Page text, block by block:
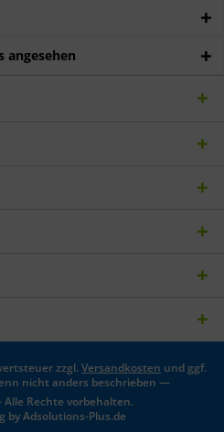
angesehen
zzgl.Versandkosten und ggf.
nicht anders beschrieben —
Alle Rechte vorbehalten.
byAdsolutions-Plus.de